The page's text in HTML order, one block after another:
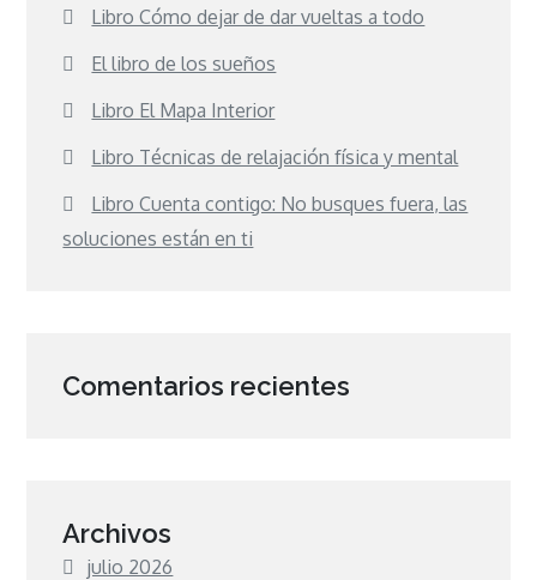
Libro Cómo dejar de dar vueltas a todo
El libro de los sueños
Libro El Mapa Interior
Libro Técnicas de relajación física y mental
Libro Cuenta contigo: No busques fuera, las
soluciones están en ti
Comentarios recientes
Archivos
julio 2026